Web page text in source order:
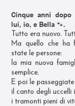
Cinque anni dopo
lui, io, e Bella 🐾.
Tutto era nuovo.
Ma quello che ha
state le persone:
la mia nuova
semplice.
E poi le
il canto degli uccelli
i tramonti pieni di